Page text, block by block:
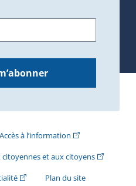
externe s'ouvrira dans une
Accès à l’information(Cet hyperlien
citoyennes et aux citoyens(Cet
(Cet hyperlien externe s'ouvrira
Plan du site